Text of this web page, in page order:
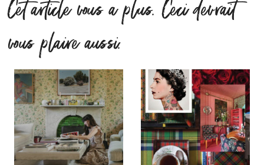
Cet article vous a plus. Ceci devrait
vous plaire aussi.